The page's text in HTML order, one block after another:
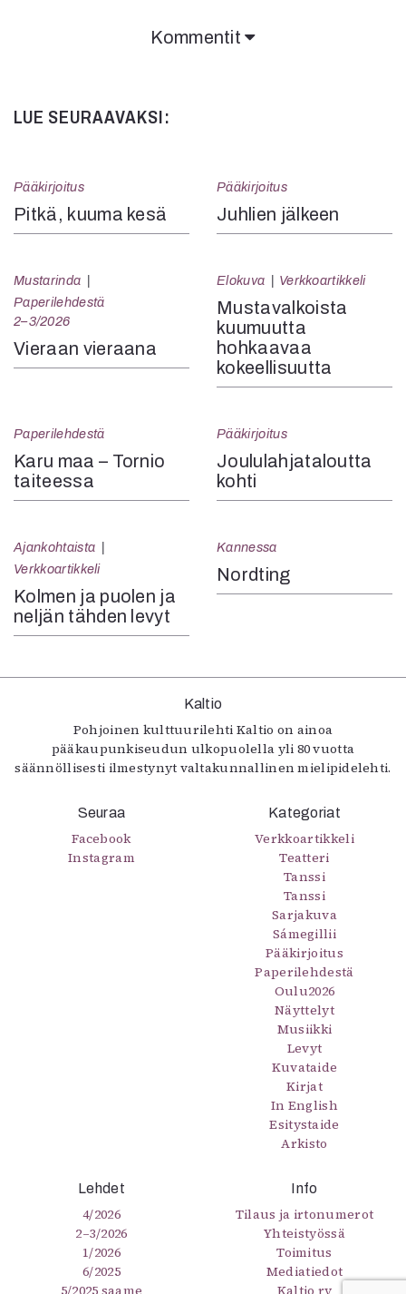
Kommentit
LUE SEURAAVAKSI:
Pääkirjoitus
Pitkä, kuuma kesä
Pääkirjoitus
Juhlien jälkeen
Mustarinda
Paperilehdestä
2–3/2026
Vieraan vieraana
Elokuva Verkkoartikkeli
Mustavalkoista
kuumuutta
hohkaavaa
kokeellisuutta
Paperilehdestä
Karu maa – Tornio
taiteessa
Pääkirjoitus
Joululahjataloutta
kohti
Ajankohtaista
Verkkoartikkeli
Kolmen ja puolen ja
neljän tähden levyt
Kannessa
Nordting
Kaltio
Pohjoinen kulttuurilehti Kaltio on ainoa
pääkaupunkiseudun ulkopuolella yli 80 vuotta
säännöllisesti ilmestynyt valtakunnallinen mielipidelehti.
Seuraa
Facebook
Instagram
Kategoriat
Verkkoartikkeli
Teatteri
Tanssi
Tanssi
Sarjakuva
Sámegillii
Pääkirjoitus
Paperilehdestä
Oulu2026
Näyttelyt
Musiikki
Levyt
Kuvataide
Kirjat
In English
Esitystaide
Arkisto
Lehdet
4/2026
2–3/2026
1/2026
6/2025
Info
Tilaus ja irtonumerot
Yhteistyössä
Toimitus
Mediatiedot